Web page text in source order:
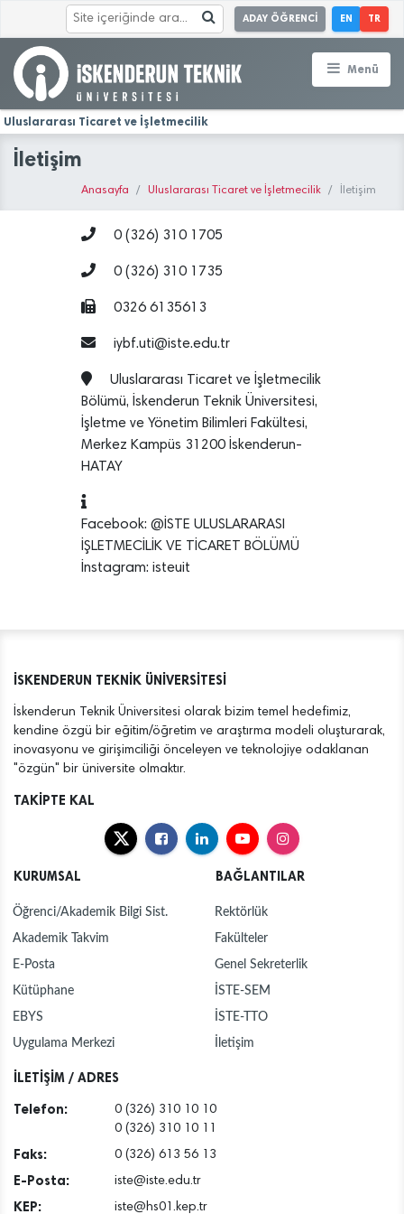
ADAY ÖĞRENCİ EN TR
Menü
Uluslararası Ticaret ve İşletmecilik
İletişim
Anasayfa Uluslararası Ticaret ve İşletmecilik İletişim
0 (326) 310 1705
0 (326) 310 1735
0326 6135613
iybf.uti@iste.edu.tr
Uluslararası Ticaret ve İşletmecilik
Bölümü, İskenderun Teknik Üniversitesi,
İşletme ve Yönetim Bilimleri Fakültesi,
Merkez Kampüs 31200 İskenderun-
HATAY
Facebook: @İSTE ULUSLARARASI
İŞLETMECİLİK VE TİCARET BÖLÜMÜ
İnstagram: isteuit
İSKENDERUN TEKNİK ÜNİVERSİTESİ
İskenderun Teknik Üniversitesi olarak bizim temel hedefimiz,
kendine özgü bir eğitim/öğretim ve araştırma modeli oluşturarak,
inovasyonu ve girişimciliği önceleyen ve teknolojiye odaklanan
"özgün" bir üniversite olmaktır.
TAKİPTE KAL
KURUMSAL
Öğrenci/Akademik Bilgi Sist.
Akademik Takvim
E-Posta
Kütüphane
EBYS
Uygulama Merkezi
BAĞLANTILAR
Rektörlük
Fakülteler
Genel Sekreterlik
İSTE-SEM
İSTE-TTO
İletişim
İLETİŞİM / ADRES
Telefon:
0 (326) 310 10 10
0 (326) 310 10 11
Faks: 0 (326) 613 56 13
E-Posta: iste@iste.edu.tr
KEP: iste@hs01.kep.tr